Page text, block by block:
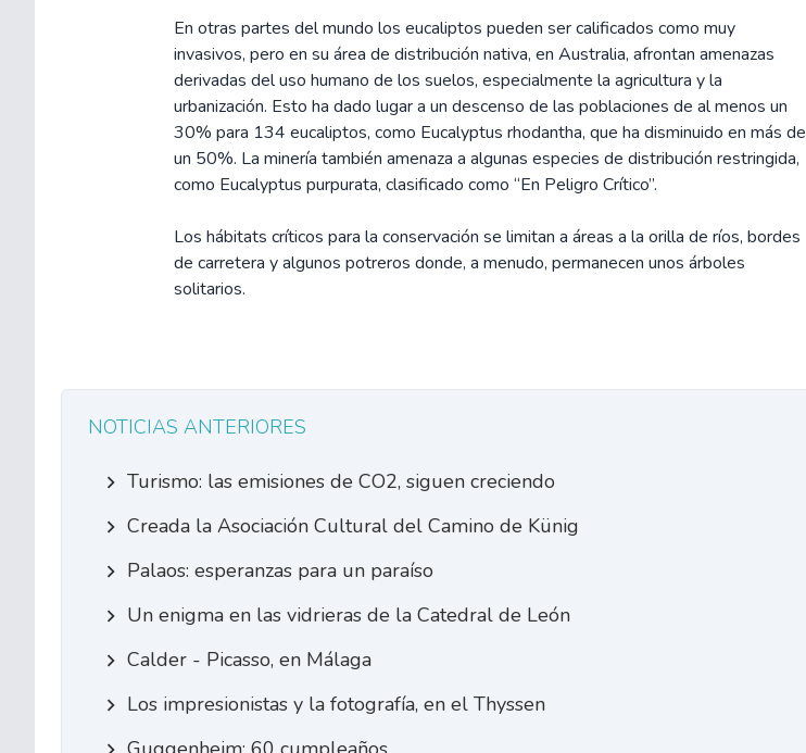
En otras partes del mundo los eucaliptos pueden ser calificados como muy
invasivos, pero en su área de distribución nativa, en Australia, afrontan amenazas
derivadas del uso humano de los suelos, especialmente la agricultura y la
urbanización. Esto ha dado lugar a un descenso de las poblaciones de al menos un
30% para 134 eucaliptos, como Eucalyptus rhodantha, que ha disminuido en más de
un 50%. La minería también amenaza a algunas especies de distribución restringida,
como Eucalyptus purpurata, clasificado como “En Peligro Crítico”.
Los hábitats críticos para la conservación se limitan a áreas a la orilla de ríos, bordes
de carretera y algunos potreros donde, a menudo, permanecen unos árboles
solitarios.
NOTICIAS ANTERIORES
Turismo: las emisiones de CO2, siguen creciendo
Creada la Asociación Cultural del Camino de Künig
Palaos: esperanzas para un paraíso
Un enigma en las vidrieras de la Catedral de León
Calder - Picasso, en Málaga
Los impresionistas y la fotografía, en el Thyssen